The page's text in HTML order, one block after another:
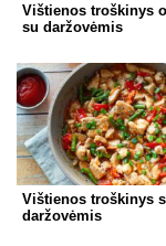
Vištienos troškinys
su daržovėmis
Vištienos troškinys
daržovėmis